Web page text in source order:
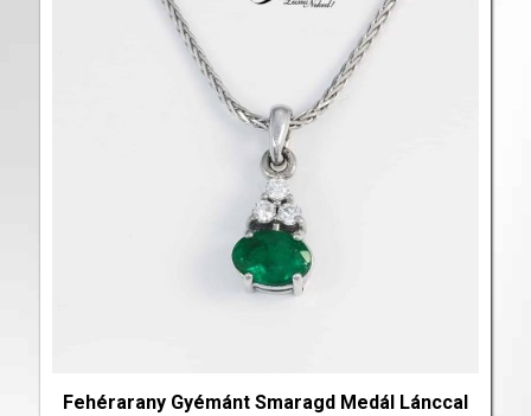
Fehérarany Gyémánt Smaragd Medál Lánccal